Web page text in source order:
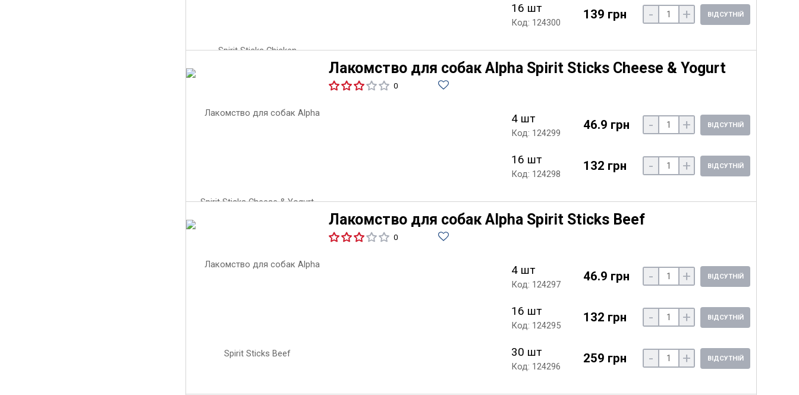
16 шт
Код: 124300
139 грн - + ВІДСУТНІЙ
Лакомство для собак Alpha Spirit Sticks Cheese & Yogurt
0
4 шт
Код: 124299
46.9 грн - + ВІДСУТНІЙ
16 шт
Код: 124298
132 грн - + ВІДСУТНІЙ
Лакомство для собак Alpha Spirit Sticks Beef
0
4 шт
Код: 124297
46.9 грн - + ВІДСУТНІЙ
16 шт
Код: 124295
132 грн - + ВІДСУТНІЙ
30 шт
Код: 124296
259 грн - + ВІДСУТНІЙ